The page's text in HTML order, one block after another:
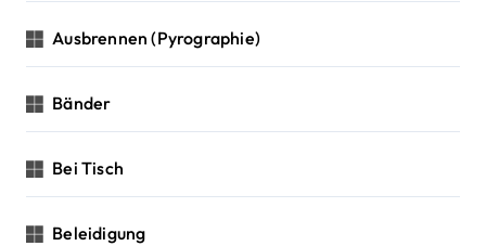
Ausbrennen (Pyrographie)
Bänder
Bei Tisch
Beleidigung